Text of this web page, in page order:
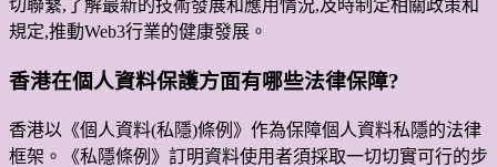
切聯繫,了解最新的技術發展和應用情況,及時制定相關政策和
規定,推動Web3行業的健康發展。
香港在個人資料保護方面有哪些法律保障?
香港以《個人資料(私隱)條例》作為保障個人資料私隱的法律
框架。《私隱條例》訂明資料使用者須採取一切切實可行的步